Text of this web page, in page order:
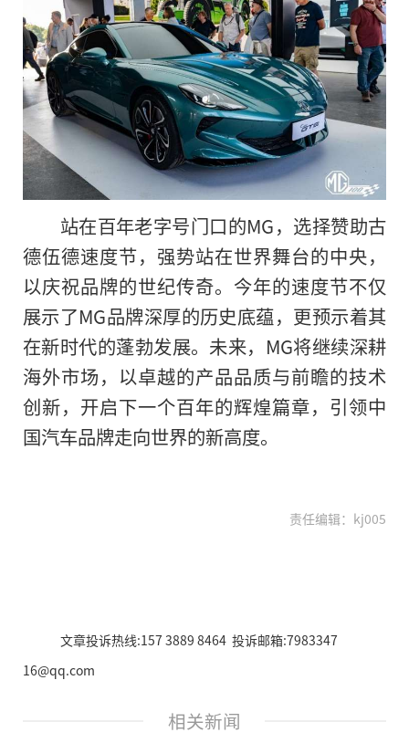
站在百年老字号门口的MG，选择赞助古
德伍德速度节，强势站在世界舞台的中央，
以庆祝品牌的世纪传奇。今年的速度节不仅
展示了MG品牌深厚的历史底蕴，更预示着其
在新时代的蓬勃发展。未来，MG将继续深耕
海外市场，以卓越的产品品质与前瞻的技术
创新，开启下一个百年的辉煌篇章，引领中
国汽车品牌走向世界的新高度。
责任编辑：kj005
文章投诉热线:157 3889 8464 投诉邮箱:7983347
16@qq.com
相关新闻